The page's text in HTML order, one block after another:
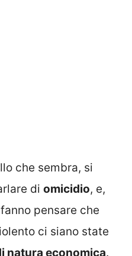
che sembra, si
di omicidio, e,
pensare che
ci siano state
natura economica.